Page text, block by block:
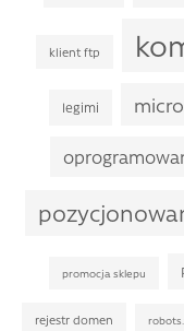
klient ftp
legimi
promocja sklepu
rejestr domen